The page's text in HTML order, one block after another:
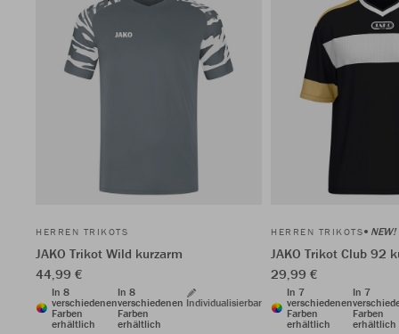
HERREN TRIKOTS
JAKO Trikot Wild kurzarm
44,99 €
In 8
verschiedenen
Farben
erhältlich
In 8
verschiedenen
Farben
erhältlich
Individualisierbar
HERREN TRIKOTS NEW!
JAKO Trikot Club 92
29,99 €
In 7
verschiedenen
Farben
erhältlich
In 7
Farben
erhältlich